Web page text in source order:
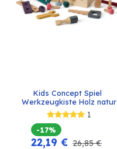
Kids Concept Spiel
Werkzeugkiste Holz natur
1
-17%
22,19 € 26,85€